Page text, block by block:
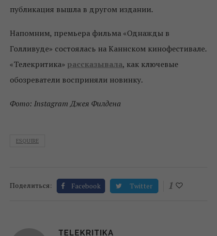
публикация вышла в другом издании.
Напомним, премьера фильма «Однажды в
Голливуде» состоялась на Каннском кинофестивале.
«Телекритика» рассказывала, как ключевые
обозреватели восприняли новинку.
Фото: Instagram Джея Филдена
ESQUIRE
Поделиться: Facebook Twitter 1
TELEKRITIKA